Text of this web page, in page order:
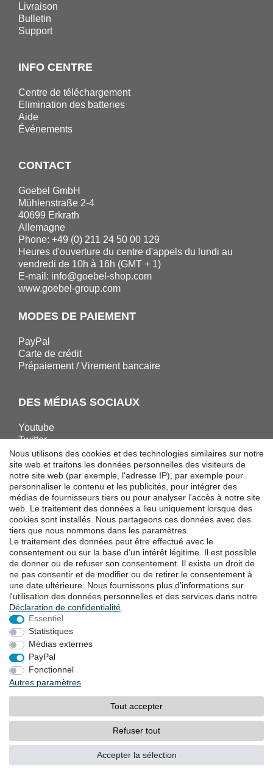
Livraison
Bulletin
Support
INFO CENTRE
Centre de téléchargement
Elimination des batteries
Aide
Événements
CONTACT
Goebel GmbH
Mühlenstraße 2-4
40699 Erkrath
Allemagne
Phone: +49 (0) 211 24 50 00 129
Heures d'ouverture du centre d'appels du lundi au
vendredi de 10h à 16h (GMT + 1)
E-mail: info@goebel-shop.com
www.goebel-group.com
MODES DE PAIEMENT
PayPal
Carte de crédit
Prépaiement / Virement bancaire
DES MÉDIAS SOCIAUX
Youtube
Twitter
Linkedin
Facebook
Instagram
TÉLÉCHARGEMENTS
Catalogues
Technologie
Certificats
Études
Promotion
LOCALITES
Droit de rétractation
Mentions légales
Conditions générales
© Copyright 2026 | Tous droits réservés.
Nous utilisons des cookies et des technologies similaires sur notre
site web et traitons les données personnelles des visiteurs de
notre site web (par exemple, l'adresse IP), par exemple pour
personnaliser le contenu et les publicités, pour intégrer des
médias de fournisseurs tiers ou pour analyser l'accès à notre site
web. Le traitement des données a lieu uniquement lorsque des
cookies sont installés. Nous partageons ces données avec des
tiers que nous nommons dans les paramètres.
Le traitement des données peut être effectué avec le
consentement ou sur la base d'un intérêt légitime. Il est possible
de donner ou de refuser son consentement. Il existe un droit de
ne pas consentir et de modifier ou de retirer le consentement à
une date ultérieure. Nous fournissons plus d'informations sur
l'utilisation des données personnelles et des services dans notre
Déclaration de confidentialité
Essentiel
Statistiques
Médias externes
PayPal
Fonctionnel
Autres paramètres
Tout accepter
Refuser tout
Accepter la sélection